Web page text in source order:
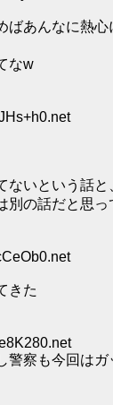
ばあんなに熱心
なw
ないという話
別の話だと思っ
きた
警察も今回は